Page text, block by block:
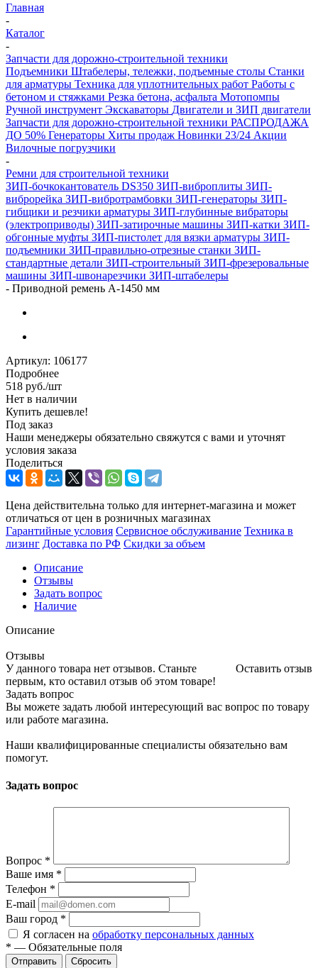
Главная
-
Каталог
-
Запчасти для дорожно-строительной техники
Подъемники Штабелеры, тележки, подъемные столы Станки
для арматуры Техника для уплотнительных работ Работы с
бетоном и стяжками Резка бетона, асфальта Мотопомпы
Ручной инструмент Экскаваторы Двигатели и ЗИП двигатели
Запчасти для дорожно-строительной техники РАСПРОДАЖА
ДО 50% Генераторы Хиты продаж Новинки 23/24 Акции
Вилочные погрузчики
-
Ремни для строительной техники
ЗИП-бочкокантователь DS350 ЗИП-виброплиты ЗИП-
виброрейка ЗИП-вибротрамбовки ЗИП-генераторы ЗИП-
гибщики и резчики арматуры ЗИП-глубинные вибраторы
(электроприводы) ЗИП-затирочные машины ЗИП-катки ЗИП-
обгонные муфты ЗИП-пистолет для вязки арматуры ЗИП-
подъемники ЗИП-правильно-отрезные станки ЗИП-
стандартные детали ЗИП-строительный ЗИП-фрезеровальные
машины ЗИП-швонарезчики ЗИП-штабелеры
- Приводной ремень А-1450 мм
Артикул: 106177
Подробнее
518 руб./шт
Нет в наличии
Купить дешевле!
Под заказ
Наши менеджеры обязательно свяжутся с вами и уточнят
условия заказа
Поделиться
Цена действительна только для интернет-магазина и может
отличаться от цен в розничных магазинах
Гарантийные условия Сервисное обслуживание Техника в
лизинг Доставка по РФ Скидки за объем
Описание
Отзывы
Задать вопрос
Наличие
Описание
Отзывы
Оставить отзыв
У данного товара нет отзывов. Станьте
первым, кто оставил отзыв об этом товаре!
Задать вопрос
Вы можете задать любой интересующий вас вопрос по товару
или работе магазина.
Наши квалифицированные специалисты обязательно вам
помогут.
Задать вопрос
Вопрос *
Ваше имя *
Телефон *
E-mail
Ваш город *
Я согласен на обработку персональных данных
* — Обязательные поля
Сбросить